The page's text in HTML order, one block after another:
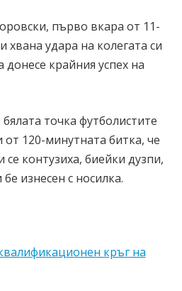
първо вкара от 11-
хвана удара на колегата си
донесе крайния успех на
точка футболистите
120-минутната битка, че
контузиха, биейки дузпи,
изнесен с носилка.
кръг на